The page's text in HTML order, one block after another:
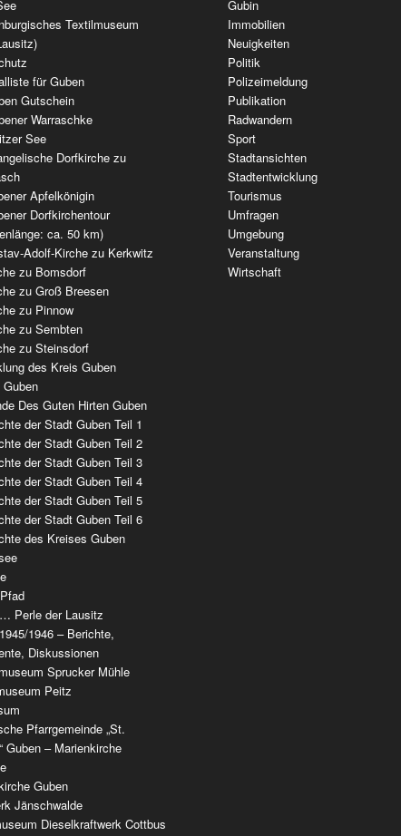
Textilmuseum
für Guben
Gutschein
Warraschke
See
Dorfkirche zu
Apfelkönigin
Dorfkirchentour
ca. 50 km)
Adolf-Kirche zu Kerkwitz
zu Bomsdorf
zu Groß Breesen
zu Pinnow
zu Sembten
zu Steinsdorf
des Kreis Guben
Guben
Des Guten Hirten Guben
der Stadt Guben Teil 1
der Stadt Guben Teil 2
der Stadt Guben Teil 3
der Stadt Guben Teil 4
der Stadt Guben Teil 5
der Stadt Guben Teil 6
des Kreises Guben
Perle der Lausitz
1946 – Berichte,
Diskussionen
Sprucker Mühle
Peitz
Pfarrgemeinde „St.
Guben – Marienkirche
Guben
Jänschwalde
Dieselkraftwerk Cottbus
Gubin
Immobilien
Neuigkeiten
Politik
Polizeimeldung
Publikation
Radwandern
Sport
Stadtansichten
Stadtentwicklung
Tourismus
Umfragen
Umgebung
Veranstaltung
Wirtschaft